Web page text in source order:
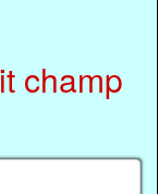
champ